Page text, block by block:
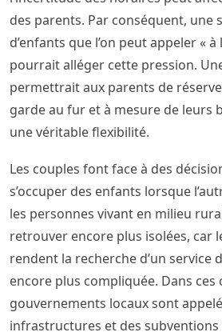
des parents. Par conséquent, une
d’enfants que l’on peut appeler «
pourrait alléger cette pression.
permettrait aux parents de
garde au fur et à mesure de leurs
une véritable flexibilité.
Les couples font face à des
s’occuper des enfants lorsque
les personnes vivant en milieu
retrouver encore plus isolées, car
rendent la recherche d’un service
encore plus compliquée. Dans ces
gouvernements locaux sont
infrastructures et des